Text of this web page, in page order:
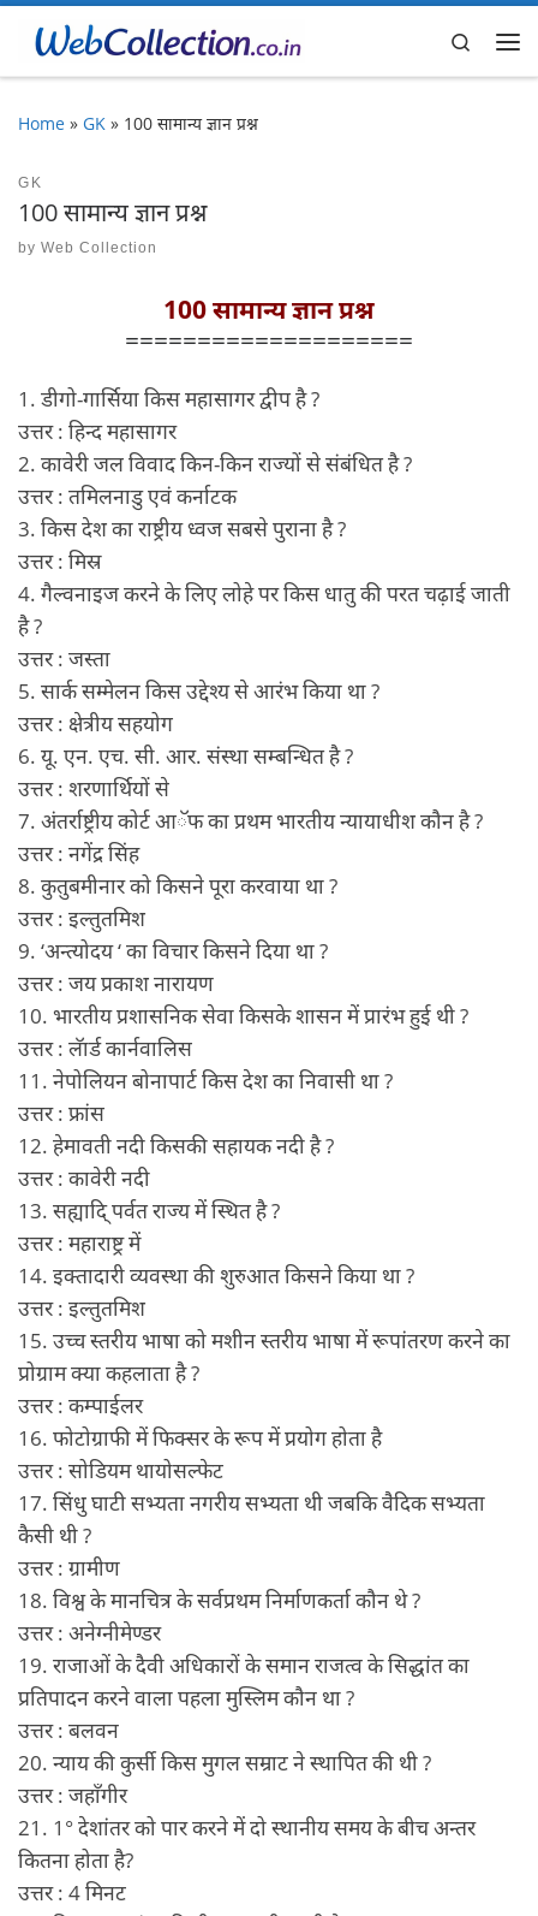
Skip to content
Search
Home » GK » 100 सामान्य ज्ञान प्रश्न
GK
100 सामान्य ज्ञान प्रश्न
by Web Collection
100 सामान्य ज्ञान प्रश्न
====================
1. डीगो-गार्सिया किस महासागर द्वीप है ?
उत्तर : हिन्द महासागर
2. कावेरी जल विवाद किन-किन राज्यों से संबंधित है ?
उत्तर : तमिलनाडु एवं कर्नाटक
3. किस देश का राष्ट्रीय ध्वज सबसे पुराना है ?
उत्तर : मिस्र
4. गैल्वनाइज करने के लिए लोहे पर किस धातु की परत चढ़ाई जाती
है ?
उत्तर : जस्ता
5. सार्क सम्मेलन किस उद्देश्य से आरंभ किया था ?
उत्तर : क्षेत्रीय सहयोग
6. यू. एन. एच. सी. आर. संस्था सम्बन्धित है ?
उत्तर : शरणार्थियों से
7. अंतर्राष्ट्रीय कोर्ट आॅफ का प्रथम भारतीय न्यायाधीश कौन है ?
उत्तर : नगेंद्र सिंह
8. कुतुबमीनार को किसने पूरा करवाया था ?
उत्तर : इल्तुतमिश
9. ‘अन्त्योदय ‘ का विचार किसने दिया था ?
उत्तर : जय प्रकाश नारायण
10. भारतीय प्रशासनिक सेवा किसके शासन में प्रारंभ हुई थी ?
उत्तर : लॅार्ड कार्नवालिस
11. नेपोलियन बोनापार्ट किस देश का निवासी था ?
उत्तर : फ्रांस
12. हेमावती नदी किसकी सहायक नदी है ?
उत्तर : कावेरी नदी
13. सह्यादि् पर्वत राज्य में स्थित है ?
उत्तर : महाराष्ट्र में
14. इक्तादारी व्यवस्था की शुरुआत किसने किया था ?
उत्तर : इल्तुतमिश
15. उच्च स्तरीय भाषा को मशीन स्तरीय भाषा में रूपांतरण करने का
प्रोग्राम क्या कहलाता है ?
उत्तर : कम्पाईलर
16. फोटोग्राफी में फिक्सर के रूप में प्रयोग होता है
उत्तर : सोडियम थायोसल्फेट
17. सिंधु घाटी सभ्यता नगरीय सभ्यता थी जबकि वैदिक सभ्यता
कैसी थी ?
उत्तर : ग्रामीण
18. विश्व के मानचित्र के सर्वप्रथम निर्माणकर्ता कौन थे ?
उत्तर : अनेग्नीमेण्डर
19. राजाओं के दैवी अधिकारों के समान राजत्व के सिद्धांत का
प्रतिपादन करने वाला पहला मुस्लिम कौन था ?
उत्तर : बलवन
20. न्याय की कुर्सी किस मुगल सम्राट ने स्थापित की थी ?
उत्तर : जहाँगीर
21. 1° देशांतर को पार करने में दो स्थानीय समय के बीच अन्तर
कितना होता है?
उत्तर : 4 मिनट